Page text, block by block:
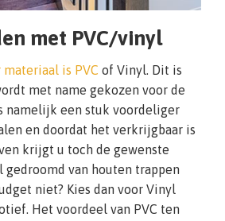
met PVC/vinyl
is PVC of Vinyl. Dit is
met name gekozen voor de
namelijk een stuk voordeliger
en doordat het verkrijgbaar is
krijgt u toch de gewenste
van houten trappen
niet? Kies dan voor Vinyl
Het voordeel van PVC ten